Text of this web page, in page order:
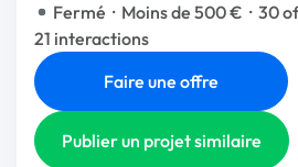
Fermé · Moins de 500 € · 30
21 interactions
Faire une offre
Publier un projet similaire